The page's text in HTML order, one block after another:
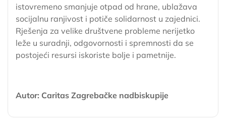
istovremeno smanjuje otpad od hrane, ublažava
socijalnu ranjivost i potiče solidarnost u zajednici.
Rješenja za velike društvene probleme nerijetko
leže u suradnji, odgovornosti i spremnosti da se
postojeći resursi iskoriste bolje i pametnije.
Autor: Caritas Zagrebačke nadbiskupije